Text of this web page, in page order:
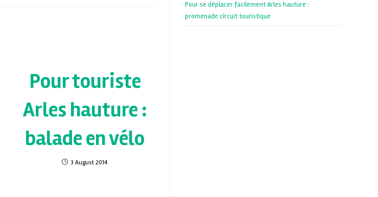
Pour touriste
Arles hauture :
balade en vélo
3 August 2014
Pour se déplacer facilement Arles hauture :
promenade circuit touristique